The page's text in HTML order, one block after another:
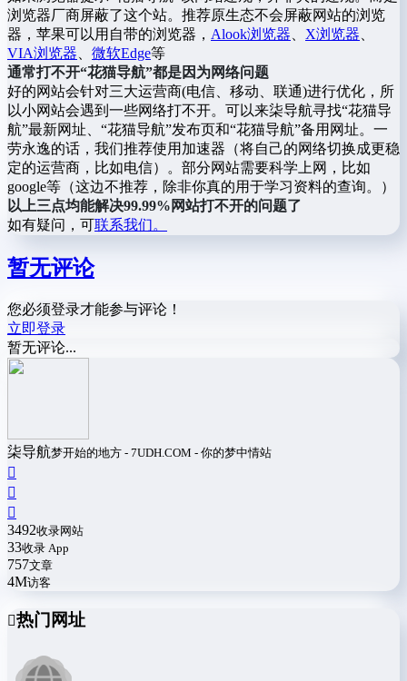
浏览器厂商屏蔽了这个站。推荐原生态不会屏蔽网站的浏览
器，苹果可以用自带的浏览器， Alook浏览器 X浏览器
VIA浏览器
微软Edge等
通常打不开“花猫导航”都是因为网络问题
好的网站会针对三大运营商(电信、移动、联通)进行优化，所
以小网站会遇到一些网络打不开。可以来柒导航寻找“花猫导
航”最新网址、“花猫导航”发布页和“花猫导航”备用网址。一
劳永逸的话，我们推荐使用加速器（将自己的网络切换成更稳
定的运营商，比如电信）。部分网站需要科学上网，比如
google等（这边不推荐，除非你真的用于学习资料的查询。）
以上三点均能解决99.99%网站打不开的问题了
如有疑问，可联系我们。
暂无评论
您必须登录才能参与评论！
立即登录
暂无评论...
柒导航梦开始的地方 - 7UDH.COM - 你的梦中情站
3492收录网站
33收录 App
757文章
4M访客
热门网址